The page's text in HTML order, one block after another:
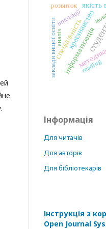
інформатизація
якість
краєзнавство
спеціальність
заклади вищої освітиінновації
розвиток
reading
аналіз
Інформація
Для читачів
Для авторів
Для бібліотекарів
Інструкція з
Open Journal